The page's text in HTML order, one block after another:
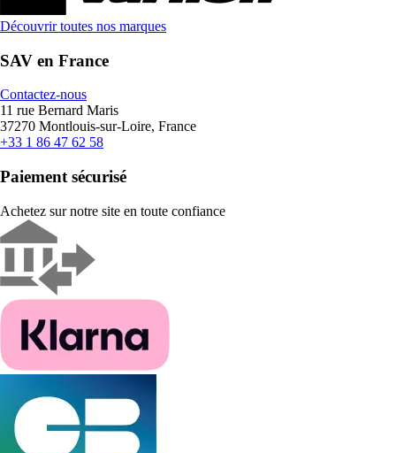
Découvrir toutes nos marques
SAV en France
Contactez-nous
11 rue Bernard Maris
37270 Montlouis-sur-Loire, France
+33 1 86 47 62 58
Paiement sécurisé
Achetez sur notre site en toute confiance